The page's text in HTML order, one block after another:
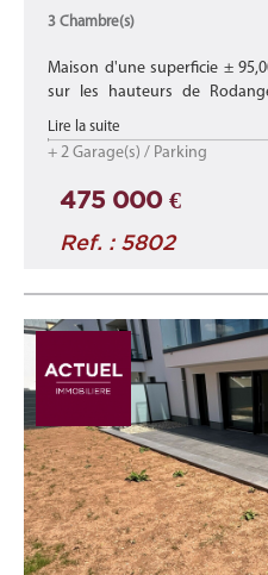
3 Chambre(s)
Maison d'une superficie ±
sur les hauteurs de
commerces et de toutes
occupants un cadre ...
Lire la suite
+ 2 Garage(s) / Parking
475 000 €
Ref. : 5802